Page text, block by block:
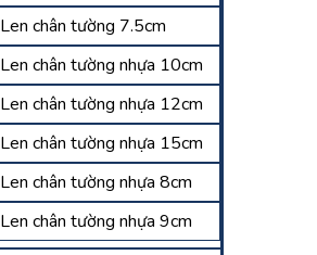
Len chân tường 7.5cm
Len chân tường nhựa 10cm
Len chân tường nhựa 12cm
Len chân tường nhựa 15cm
Len chân tường nhựa 8cm
Len chân tường nhựa 9cm